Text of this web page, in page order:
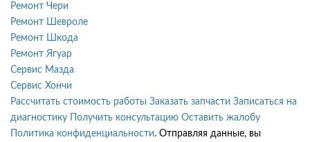
Ремонт Чери
Ремонт Шевроле
Ремонт Шкода
Ремонт Ягуар
Сервис Мазда
Сервис Хончи
Рассчитать стоимость работы Заказать запчасти Записаться на
диагностику
Получить консультацию Оставить жалобу
Политика конфиденциальности. Отправляя данные, вы